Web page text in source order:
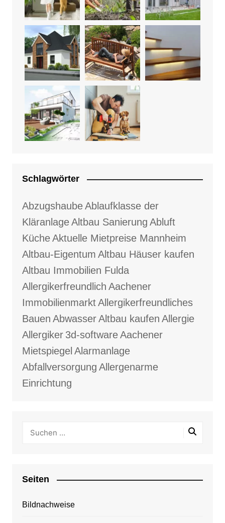
Schlagwörter
AbzugshaubeAblaufklasse der
KläranlageAltbau Sanierung Abluft
KücheAktuelle Mietpreise Mannheim
Altbau-Eigentum Altbau Häuser kaufen
Altbau Immobilien Fulda
Allergikerfreundlich Aachener
ImmobilienmarktAllergikerfreundliches
Bauen AbwasserAltbau kaufen Allergie
Allergiker 3d-softwareAachener
Mietspiegel Alarmanlage
Abfallversorgung Allergenarme
Einrichtung
Seiten
Bildnachweise